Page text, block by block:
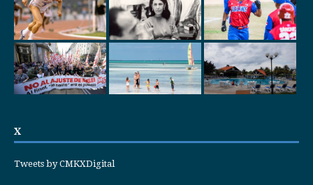
X
Tweets by CMKXDigital